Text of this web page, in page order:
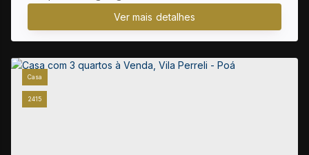
2415
Casa